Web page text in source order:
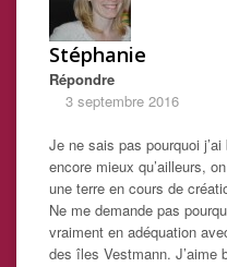
Stéphanie
Répondre
3 septembre 2016
Je ne sais pas pourquoi
encore mieux qu’ailleurs,
une terre en cours de
Ne me demande pas
vraiment en adéquation
des îles Vestmann. J’aime